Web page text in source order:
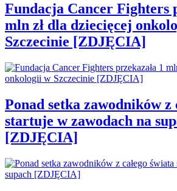
Fundacja Cancer Fighters
mln zł dla dziecięcej
Szczecinie [ZDJĘCIA]
Ponad setka zawodników z
startuje w zawodach na
[ZDJĘCIA]